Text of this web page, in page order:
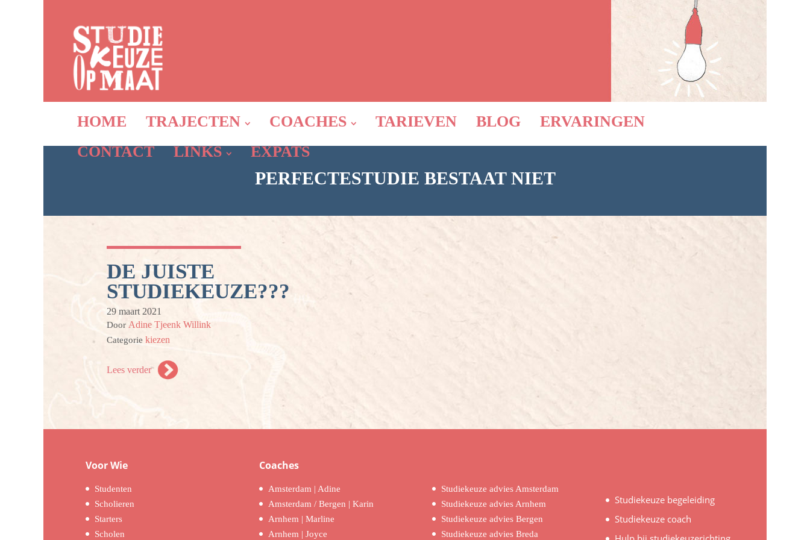
HOME TRAJECTEN COACHES TARIEVEN BLOG
ERVARINGEN
CONTACT
LINKS EXPATS
PERFECTESTUDIE BESTAAT NIET
DE JUISTE
STUDIEKEUZE???
29 maart 2021
Door Adine Tjeenk Willink
Categorie kiezen
Lees verder
Voor Wie
Studenten
Scholieren
Starters
Scholen
Coaches
Amsterdam | Adine
Amsterdam / Bergen | Karin
Arnhem | Marline
Arnhem | Joyce
Studiekeuze advies Amsterdam
Studiekeuze advies Arnhem
Studiekeuze advies Bergen
Studiekeuze advies Breda
Studiekeuze begeleiding
Studiekeuze coach